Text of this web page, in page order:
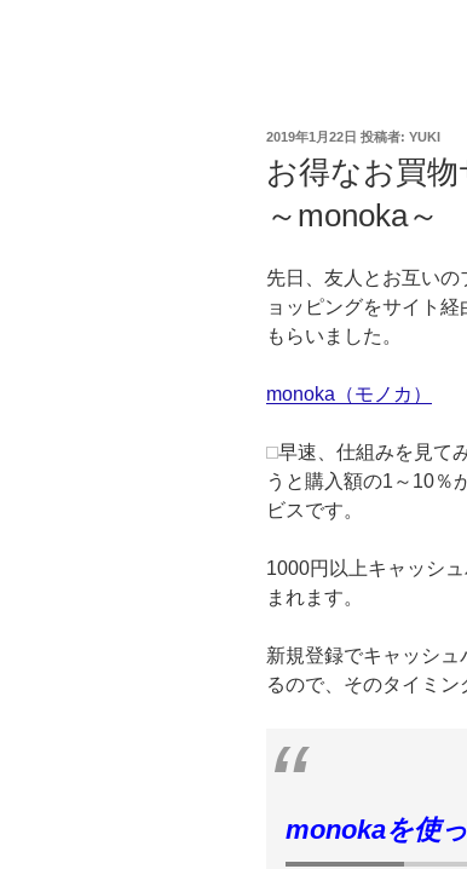
投
日:
2019年1月22日 投稿者: YUKI
お得なお買
～monoka～
先日、友人とお互い
ョッピングをサイト
もらいました。
monoka（モノカ）
早速、仕組みを見て
うと購入額の1～10％
ビスです。
1000円以上キャッシ
まれます。
新規登録でキャッシ
るので、そのタイミン
monokaを使